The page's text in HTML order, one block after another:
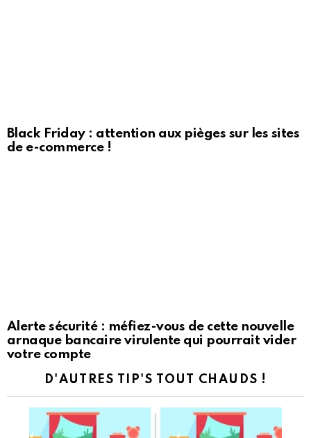
Black Friday : attention aux pièges sur les sites
de e-commerce !
Alerte sécurité : méfiez-vous de cette nouvelle
arnaque bancaire virulente qui pourrait vider
votre compte
D'AUTRES TIP'S TOUT CHAUDS !